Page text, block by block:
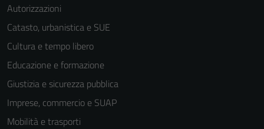
Autorizzazioni
Catasto, urbanistica e SUE
Cultura e tempo libero
Educazione e formazione
Giustizia e sicurezza pubblica
Imprese, commercio e SUAP
Mobilità e trasporti